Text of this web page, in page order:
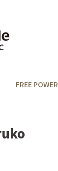
FREE POWER